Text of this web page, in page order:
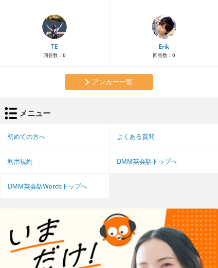
TE
回答数： 0
Erik
回答数： 0
アンカー一覧
メニュー
初めての方へ よくある質問
利用規約 DMM英会話トップへ
DMM英会話Wordsトップへ